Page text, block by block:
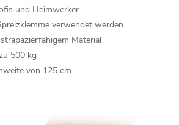
und Heimwerker
verwendet werden
Material
500 kg
von 125 cm